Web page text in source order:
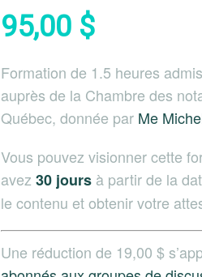
95,00 $
Formation de 1.5 heures
auprès de la Chambre des
Québec, donnée par Me
Vous pouvez visionner cette
avez30 jours à partir de la
le contenu et obtenir votre
Une réduction de 19,00$